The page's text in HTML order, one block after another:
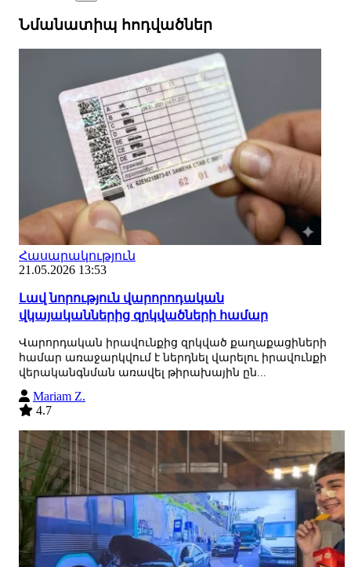
Նմանատիպ հոդվածներ
Հասարակություն
21.05.2026 13:53
Լավ նորություն վարորոդական
վկայականներից զրկվածների համար
Վարորդական իրավունքից զրկված քաղաքացիների
համար առաջարկվում է ներդնել վարելու իրավունքի
վերականգնման առավել թիրախային ըն...
Mariam Z.
4.7